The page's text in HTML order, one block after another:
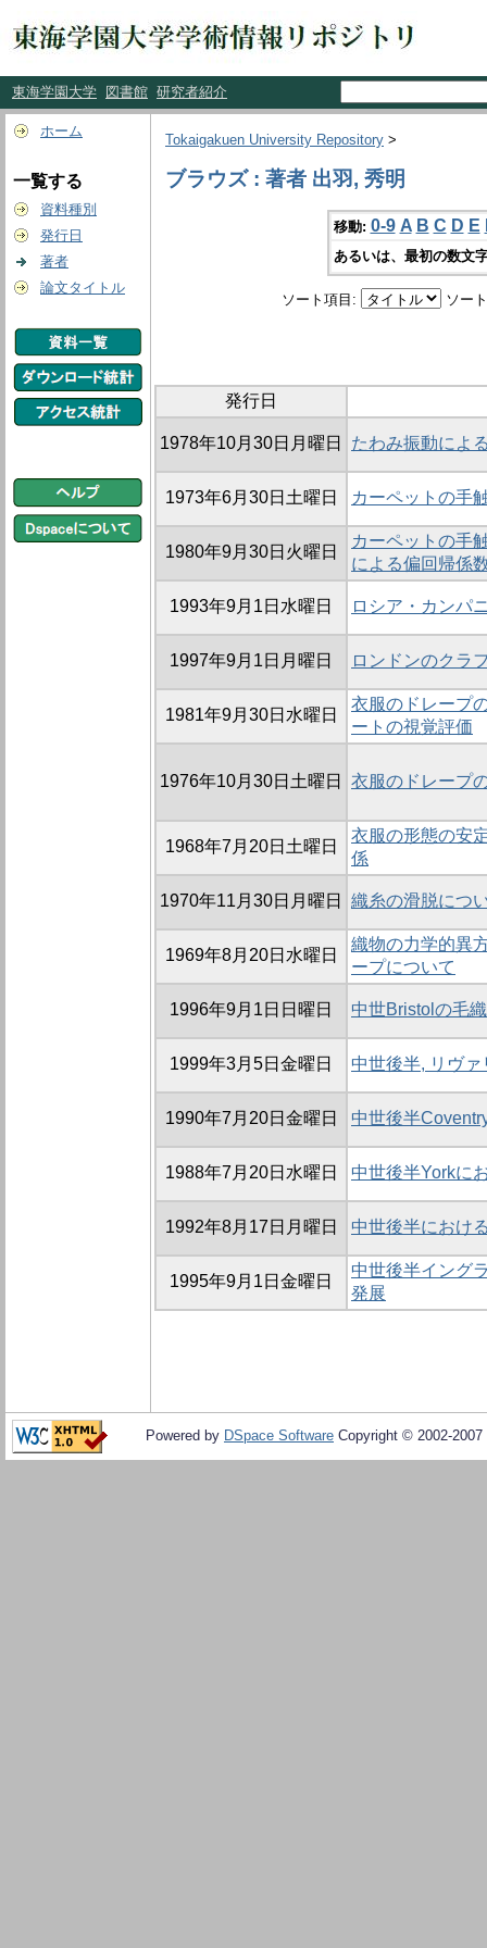
東海学園大学 図書館 研究者紹介
ホーム
一覧する
資料種別
発行日
著者
論文タイトル
Tokaigakuen University Repository >
ブラウズ : 著者 出羽, 秀明
移動: 0-9 A B C D E
あるいは、最初の数文
ソート項目: ソー
発行日
1978年10月30日月曜日 たわみ振動によ
1973年6月30日土曜日 カーペットの手
1980年9月30日火曜日
カーペットの手
による偏回帰係
1993年9月1日水曜日 ロシア・カンパ
1997年9月1日月曜日 ロンドンのクラ
1981年9月30日水曜日
衣服のドレープ
ートの視覚評価
1976年10月30日土曜日 衣服のドレープ
1968年7月20日土曜日
衣服の形態の安
係
1970年11月30日月曜日 織糸の滑脱につ
1969年8月20日水曜日
織物の力学的異
ープについて
1996年9月1日日曜日 中世Bristolの毛
1999年3月5日金曜日 中世後半, リヴ
1990年7月20日金曜日 中世後半
1988年7月20日水曜日 中世後半Yorkに
1992年8月17日月曜日 中世後半におけ
1995年9月1日金曜日
中世後半イング
発展
Powered by DSpace Software Copyright © 2002-2007